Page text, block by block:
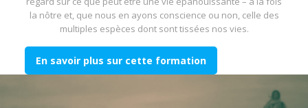
la nôtre et, que nous en ayons conscience ou non, celle des
multiples espèces dont sont tissées nos vies.
En savoir plus sur cette formation